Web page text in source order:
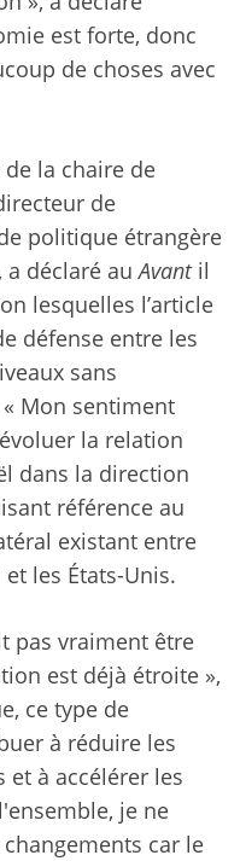
est forte, donc
de choses avec
la chaire de
de
politique étrangère
a déclaré auAvantil
lesquelles l’article
défense entre les
sans
Mon sentiment
la relation
dans la direction
référence au
existant entre
et les États-Unis.
pas vraiment être
est déjà étroite »,
ce type de
à réduire les
à accélérer les
je ne
car le